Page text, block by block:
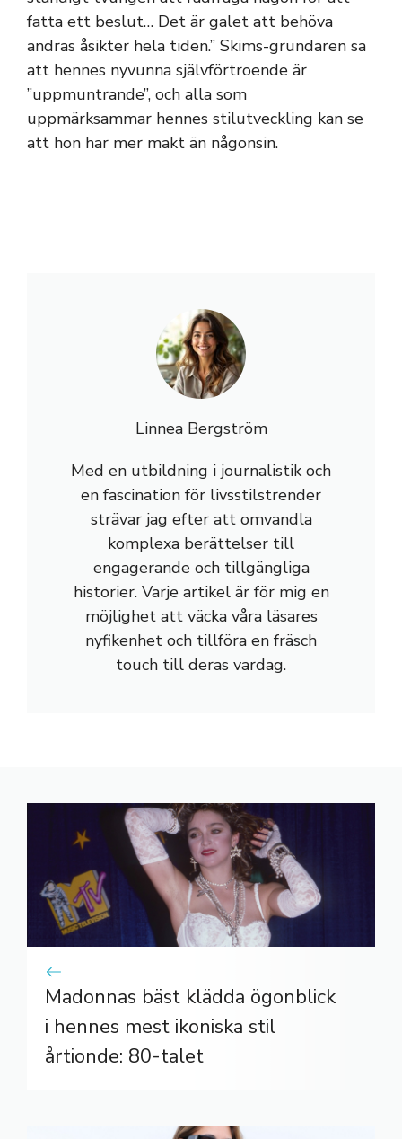
fatta ett beslut… Det är galet att behöva
andras åsikter hela tiden.” Skims-grundaren sa
att hennes nyvunna självförtroende är
”uppmuntrande”, och alla som
uppmärksammar hennes stilutveckling kan se
att hon har mer makt än någonsin.
Linnea Bergström
Med en utbildning i journalistik och
en fascination för livsstilstrender
strävar jag efter att omvandla
komplexa berättelser till
engagerande och tillgängliga
historier. Varje artikel är för mig en
möjlighet att väcka våra läsares
nyfikenhet och tillföra en fräsch
touch till deras vardag.
Madonnas bäst klädda ögonblick
i hennes mest ikoniska stil
årtionde: 80-talet